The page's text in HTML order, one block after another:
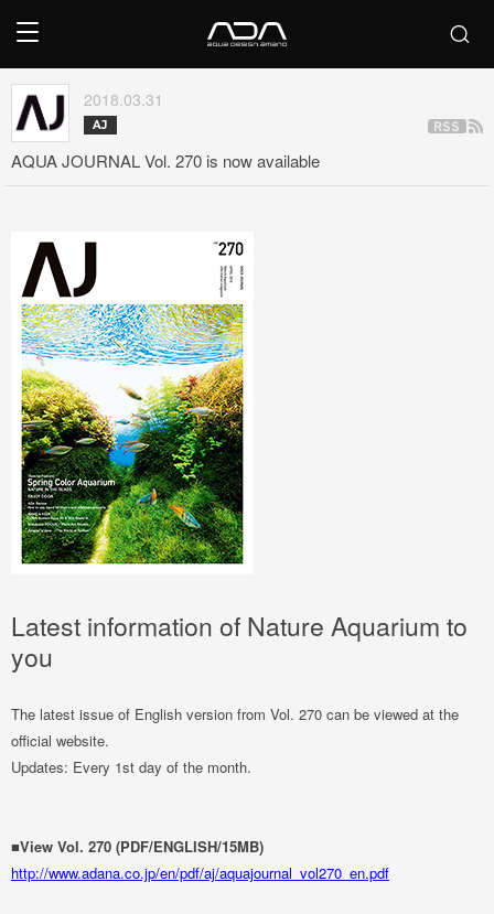
2018.03.31
AJ
AQUA JOURNAL Vol. 270 is now available
Latest information of Nature Aquarium to
you
The latest issue of English version from Vol. 270 can be viewed at the
official website.
Updates: Every 1st day of the month.
■View Vol. 270 (PDF/ENGLISH/15MB)
http://www.adana.co.jp/en/pdf/aj/aquajournal_vol270_en.pdf